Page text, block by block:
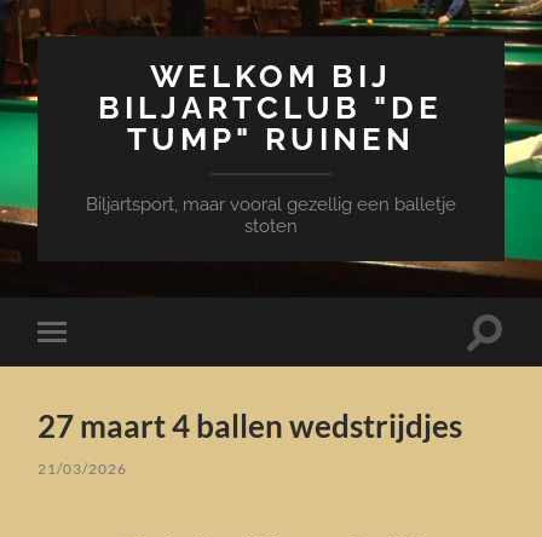
WELKOM BIJ
BILJARTCLUB "DE
TUMP" RUINEN
Biljartsport, maar vooral gezellig een balletje
stoten
Toggle
mobiel
Toggle
27 maart 4 ballen wedstrijdjes
21/03/2026